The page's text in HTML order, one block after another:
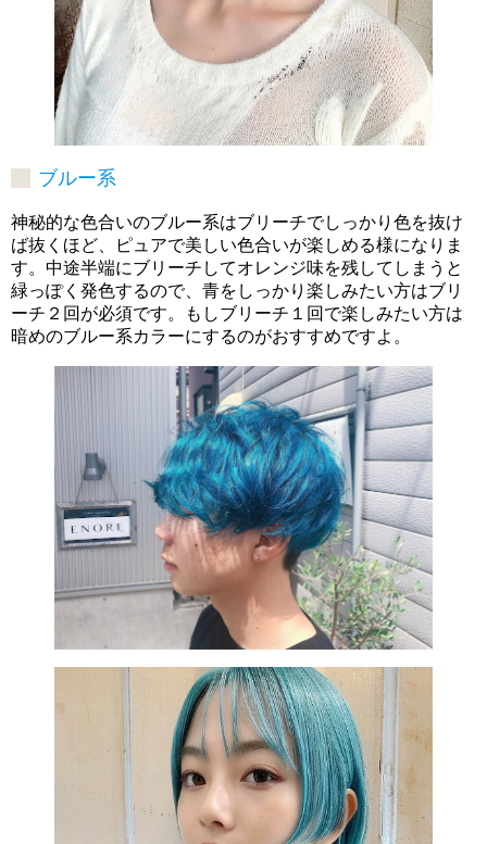
ブルー系
神秘的な色合いのブルー系はブリーチでしっかり色を抜け
ば抜くほど、ピュアで美しい色合いが楽しめる様になりま
す。中途半端にブリーチしてオレンジ味を残してしまうと
緑っぽく発色するので、青をしっかり楽しみたい方はブリ
ーチ２回が必須です。もしブリーチ１回で楽しみたい方は
暗めのブルー系カラーにするのがおすすめですよ。